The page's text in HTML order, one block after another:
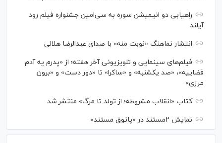
راهیابی دو انیمیشن سوره به سی‌امین جشنواره فیلم رود
آیلند
انتشار نماهنگ «نوبت منه» با صدای عبدالرضا هلالی
فیلم‌های سینمایی و تلویزیونی آخر هفته؛ از «پدرم یه آدم
فضاییه»، «صد یکشنبه» و «ساکرا» تا «دور دست» و «برون
مرزی»
کتاب «انقلاب مشروطه؛ از تولد تا مرگ» منتشر شد
نمایش ۲مستند در «پاتوق مستند»